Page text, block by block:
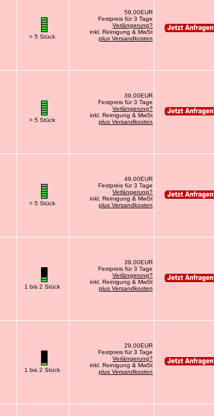
> 5 Stück
59,00EUR
Festpreis für 3 Tage
Verlängerung?
inkl. Reinigung & MwSt
plus Versandkosten
> 5 Stück
39,00EUR
Festpreis für 3 Tage
Verlängerung?
inkl. Reinigung & MwSt
plus Versandkosten
> 5 Stück
49,00EUR
Festpreis für 3 Tage
Verlängerung?
inkl. Reinigung & MwSt
plus Versandkosten
1 bis 2 Stück
39,00EUR
Festpreis für 3 Tage
Verlängerung?
inkl. Reinigung & MwSt
plus Versandkosten
1 bis 2 Stück
29,00EUR
Festpreis für 3 Tage
Verlängerung?
inkl. Reinigung & MwSt
plus Versandkosten